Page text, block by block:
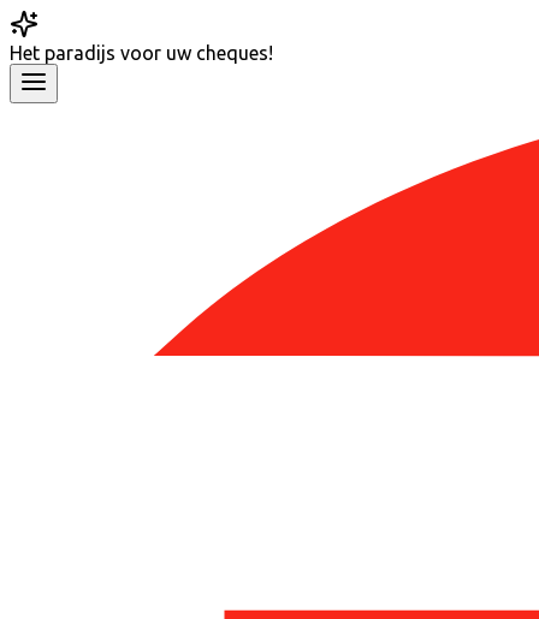
Het paradijs voor uw cheques!